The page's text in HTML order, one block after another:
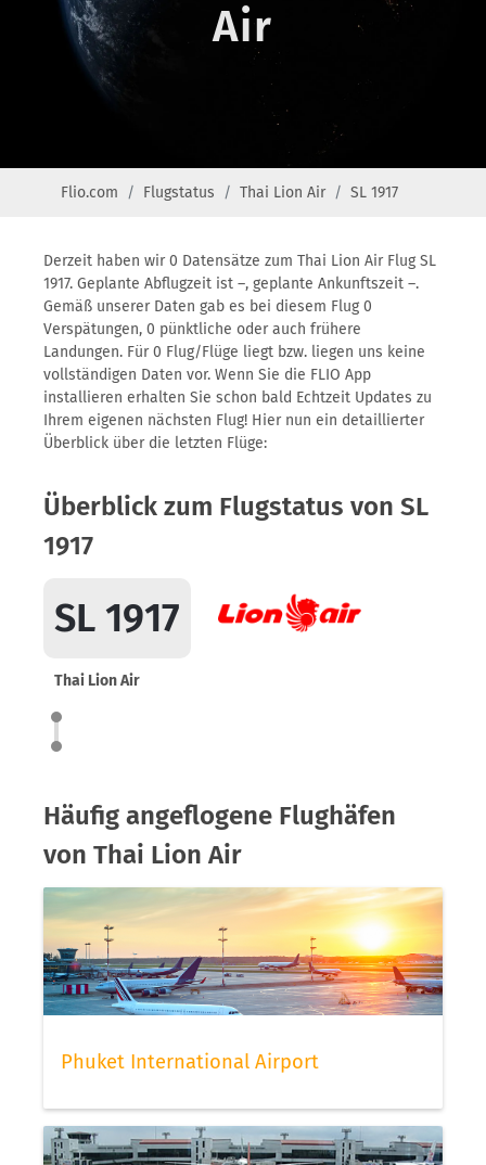
Air
Flio.com Flugstatus Thai Lion Air SL 1917
Derzeit haben wir 0 Datensätze zum Thai Lion Air Flug SL
1917. Geplante Abflugzeit ist –, geplante Ankunftszeit –.
Gemäß unserer Daten gab es bei diesem Flug 0
Verspätungen, 0 pünktliche oder auch frühere
Landungen. Für 0 Flug/Flüge liegt bzw. liegen uns keine
vollständigen Daten vor. Wenn Sie die FLIO App
installieren erhalten Sie schon bald Echtzeit Updates zu
Ihrem eigenen nächsten Flug! Hier nun ein detaillierter
Überblick über die letzten Flüge:
Überblick zum Flugstatus von SL
1917
SL 1917
Thai Lion Air
Häufig angeflogene Flughäfen
von Thai Lion Air
Phuket International Airport